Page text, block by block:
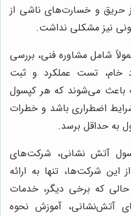
حریق و خسارت‌های ناشی از
نیز مشکلی نداشت.
شامل مشاوره فنی، بررسی
خام، تست عملکرد و ثبت
باعث می‌شوند که هر کپسول
اضطراری باشد و خطرات
به حداقل برسد.
آتش نشانی، شرکت‌های
شرکت‌ها، تنها به ارائه
که برخی دیگر، خدمات
آتش‌نشانی، آموزش نحوه